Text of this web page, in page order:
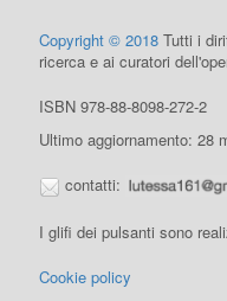
Copyright © 2018 Tutti i
ricerca e ai curatori
ISBN 978-88-8098-272-2
Ultimo aggiornamento: 28
contatti:
I glifi dei pulsanti sono
Cookie policy